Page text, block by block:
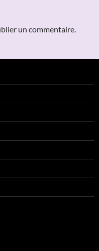
un commentaire.